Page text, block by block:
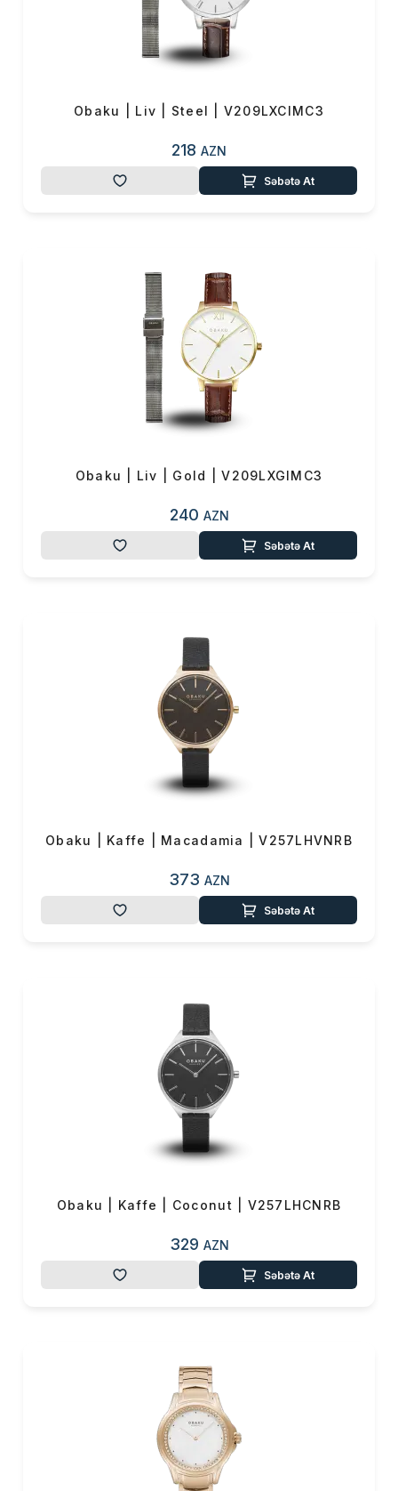
Obaku | Liv | Steel | V209LXCIMC3
218 AZN
Səbətə At
Obaku | Liv | Gold | V209LXGIMC3
240 AZN
Səbətə At
Obaku | Kaffe | Macadamia | V257LHVNRB
373 AZN
Səbətə At
Obaku | Kaffe | Coconut | V257LHCNRB
329 AZN
Səbətə At
Sifarişin detalları